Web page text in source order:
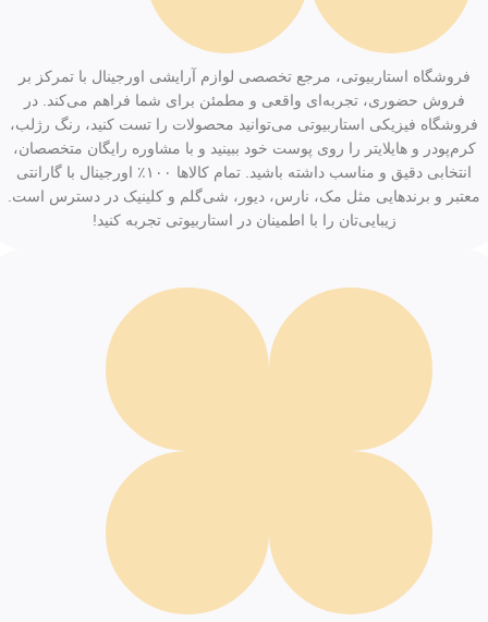
فروشگاه استاربیوتی، مرجع تخصصی لوازم آرایشی اورجینال با تمرکز بر
فروش حضوری، تجربه‌ای واقعی و مطمئن برای شما فراهم می‌کند. در
فروشگاه فیزیکی استاربیوتی می‌توانید محصولات را تست کنید، رنگ رژلب،
کرم‌پودر و هایلایتر را روی پوست خود ببینید و با مشاوره رایگان متخصصان،
انتخابی دقیق و مناسب داشته باشید. تمام کالاها ۱۰۰٪ اورجینال با گارانتی
معتبر و برندهایی مثل مک، نارس، دیور، شی‌گلم و کلینیک در دسترس است.
زیبایی‌تان را با اطمینان در استاربیوتی تجربه کنید!